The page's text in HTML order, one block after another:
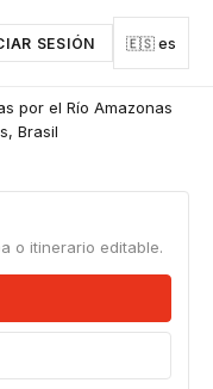
SESIÓN 🇪🇸 es
por el Río Amazonas
Brasil
o itinerario editable.